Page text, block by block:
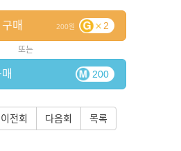
200 2
매
또는
200
이전회 다음회 목록